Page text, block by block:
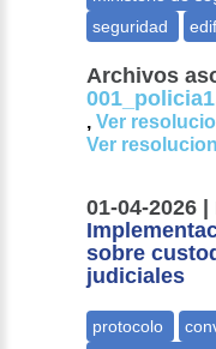
Archivos
,Ver
Ver
01-04-2026 |
sobre
judiciales